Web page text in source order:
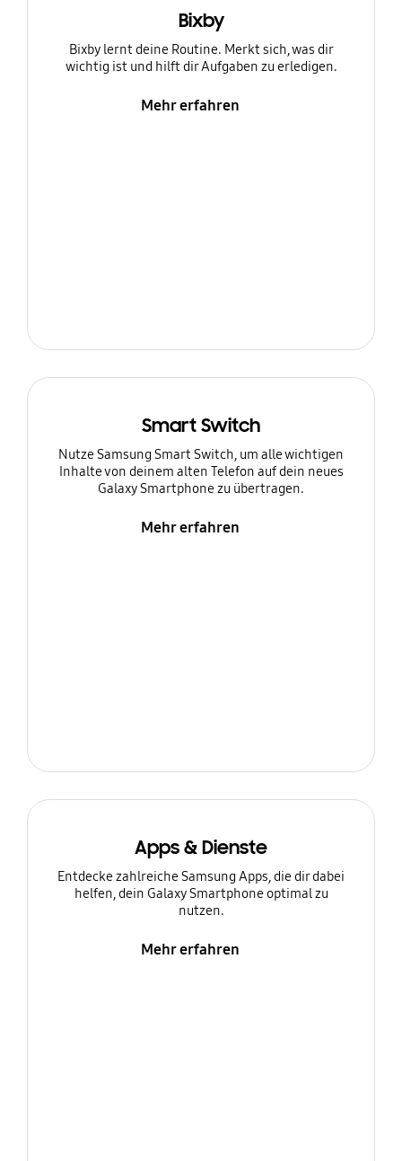
Bixby
Bixby lernt deine Routine. Merkt sich, was dir
wichtig ist und hilft dir Aufgaben zu erledigen.
Mehr erfahren
Smart Switch
Nutze Samsung Smart Switch, um alle wichtigen
Inhalte von deinem alten Telefon auf dein neues
Galaxy Smartphone zu übertragen.
Mehr erfahren
Apps & Dienste
Entdecke zahlreiche Samsung Apps, die dir dabei
helfen, dein Galaxy Smartphone optimal zu
nutzen.
Mehr erfahren